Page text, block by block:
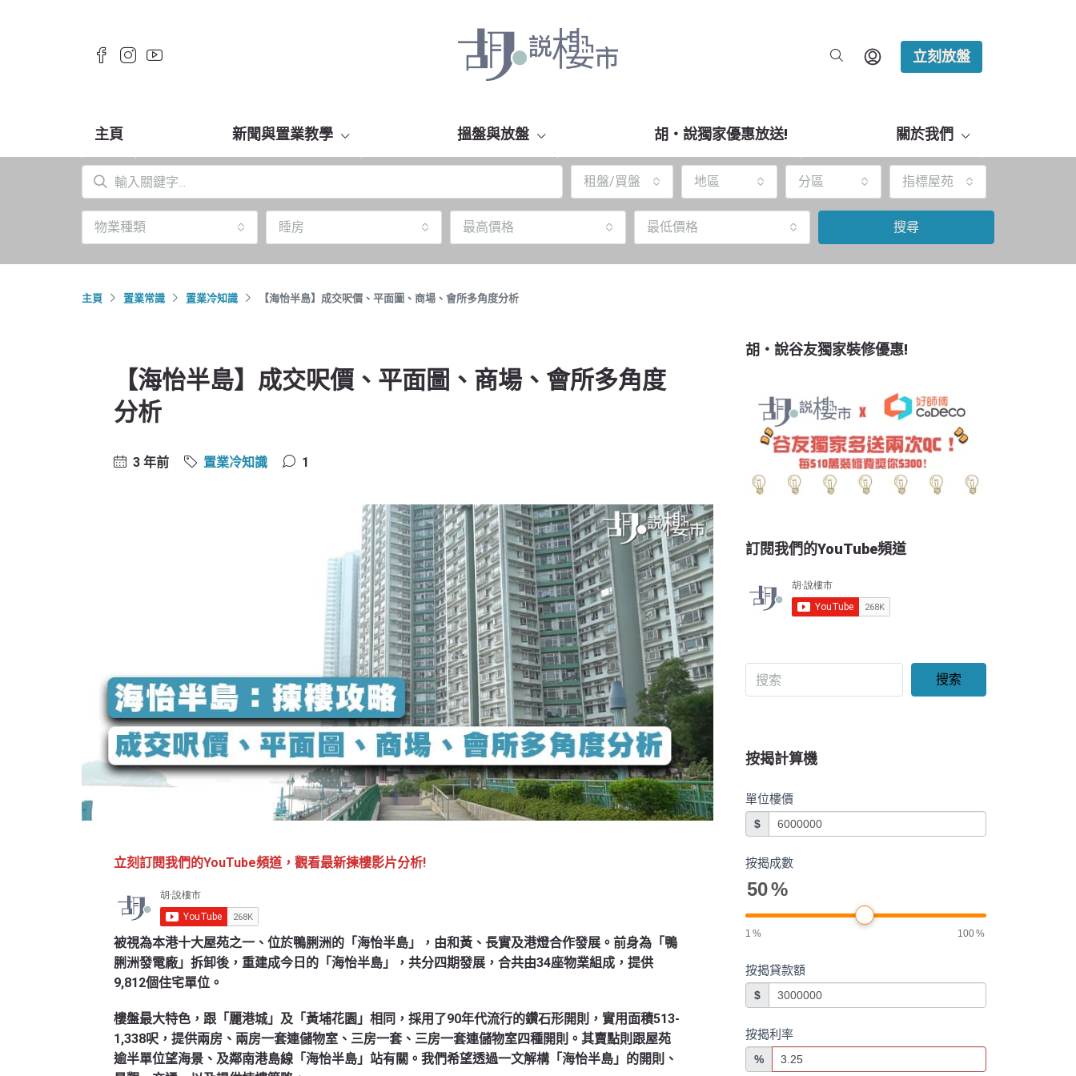
立刻放盤
主頁 新聞與置業教學 搵盤與放盤 胡‧說獨家優惠放送! 關於我們
租盤/買盤 地區 分區 指標屋苑
物業種類 睡房 最高價格 最低價格 搜尋
主頁 置業常識 置業冷知識 【海怡半島】成交呎價、平面圖、商場、會所多角度分析
【海怡半島】成交呎價、平面圖、商場、會所多角度
分析
3 年前 置業冷知識 1
立刻訂閱我們的YouTube頻道，觀看最新揀樓影片分析!
被視為本港十大屋苑之一、位於鴨脷洲的「海怡半島」，由和黃、長實及港燈合作發展。前身為「鴨
脷洲發電廠」拆卸後，重建成今日的「海怡半島」，共分四期發展，合共由34座物業組成，提供
9,812個住宅單位。
樓盤最大特色，跟「麗港城」及「黃埔花園」相同，採用了90年代流行的鑽石形開則，實用面積513-
1,338呎，提供兩房、兩房一套連儲物室、三房一套、三房一套連儲物室四種開則。其賣點則跟屋苑
逾半單位望海景、及鄰南港島線「海怡半島」站有關。我們希望透過一文解構「海怡半島」的開則、
胡‧說谷友獨家裝修優惠!
訂閱我們的YouTube頻道
搜索
按揭計算機
單位樓價
$
按揭成數
50%
1 % 100%
按揭貸款額
$
按揭利率
%